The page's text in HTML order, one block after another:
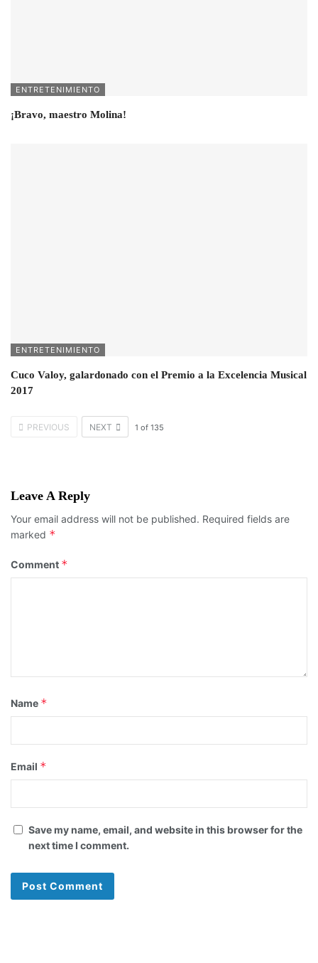
ENTRETENIMIENTO
¡Bravo, maestro Molina!
ENTRETENIMIENTO
Cuco Valoy, galardonado con el Premio a la Excelencia Musical
2017
PREVIOUS NEXT 1 of 135
Leave A Reply
Your email address will not be published. Required fields are
marked *
Comment *
Name *
Email *
Save my name, email, and website in this browser for the
next time I comment.